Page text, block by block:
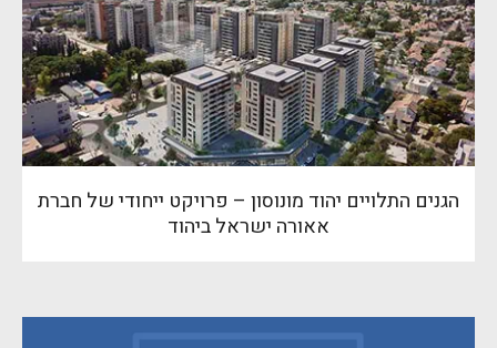
הגנים התלויים יהוד מונוסון – פרויקט ייחודי של חברת
אאורה ישראל ביהוד